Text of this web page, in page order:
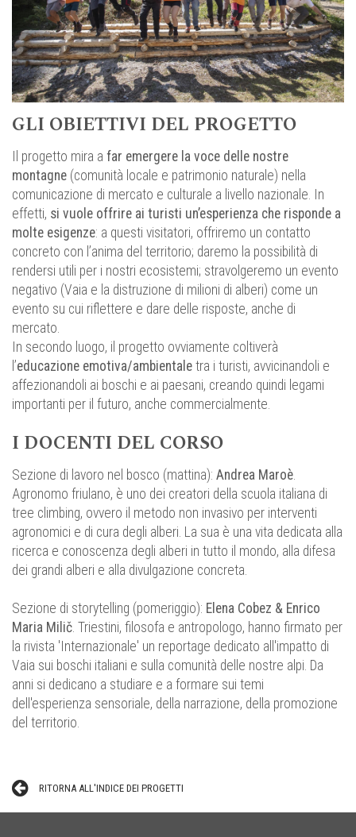
GLI OBIETTIVI DEL PROGETTO
Il progetto mira a far emergere la voce delle nostre
montagne (comunità locale e patrimonio naturale) nella
comunicazione di mercato e culturale a livello nazionale. In
effetti, si vuole offrire ai turisti un’esperienza che risponde a
molte esigenze: a questi visitatori, offriremo un contatto
concreto con l’anima del territorio; daremo la possibilità di
rendersi utili per i nostri ecosistemi; stravolgeremo un evento
negativo (Vaia e la distruzione di milioni di alberi) come un
evento su cui riflettere e dare delle risposte, anche di
mercato.
In secondo luogo, il progetto ovviamente coltiverà
l’educazione emotiva/ambientale tra i turisti, avvicinandoli e
affezionandoli ai boschi e ai paesani, creando quindi legami
importanti per il futuro, anche commercialmente.
I DOCENTI DEL CORSO
Sezione di lavoro nel bosco (mattina): Andrea Maroè.
Agronomo friulano, è uno dei creatori della scuola italiana di
tree climbing, ovvero il metodo non invasivo per interventi
agronomici e di cura degli alberi. La sua è una vita dedicata alla
ricerca e conoscenza degli alberi in tutto il mondo, alla difesa
dei grandi alberi e alla divulgazione concreta.
Sezione di storytelling (pomeriggio): Elena Cobez & Enrico
Maria Milič. Triestini, filosofa e antropologo, hanno firmato per
la rivista 'Internazionale' un reportage dedicato all'impatto di
Vaia sui boschi italiani e sulla comunità delle nostre alpi. Da
anni si dedicano a studiare e a formare sui temi
dell'esperienza sensoriale, della narrazione, della promozione
del territorio.
RITORNA ALL'INDICE DEI PROGETTI